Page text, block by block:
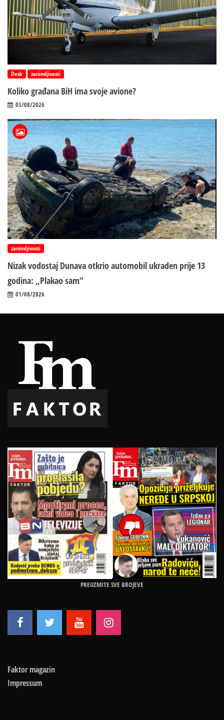
Desk zanimljivosti
Koliko građana BiH ima svoje avione?
03/08/2026
zanimljivosti
Nizak vodostaj Dunava otkrio automobil ukraden prije 13
godina: „Plakao sam“
01/08/2026
PREUZMITE SVE BROJEVE
Faktor magazin
Impressum